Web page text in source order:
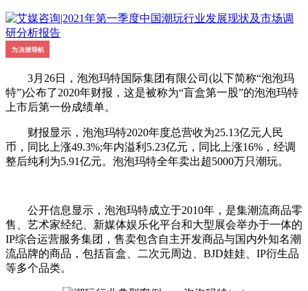
3月26日，泡泡玛特国际集团有限公司(以下简称“泡泡玛
特”)公布了2020年财报，这是被称为“盲盒第一股”的泡泡玛特
上市后第一份成绩单。
财报显示，泡泡玛特2020年度总营收为25.13亿元人民
币，同比上涨49.3%;年内溢利5.23亿元，同比上涨16%，经调
整后纯利为5.91亿元。泡泡玛特全年卖出超5000万只潮玩。
公开信息显示，泡泡玛特成立于2010年，是集潮流商品零
售、艺术家经纪、新媒体娱乐化平台和大型展会举办于一体的
IP综合运营服务集团，售卖包含自主开发商品与国内外知名潮
流品牌的商品，包括盲盒、二次元周边、BJD娃娃、IP衍生品
等多个品类。